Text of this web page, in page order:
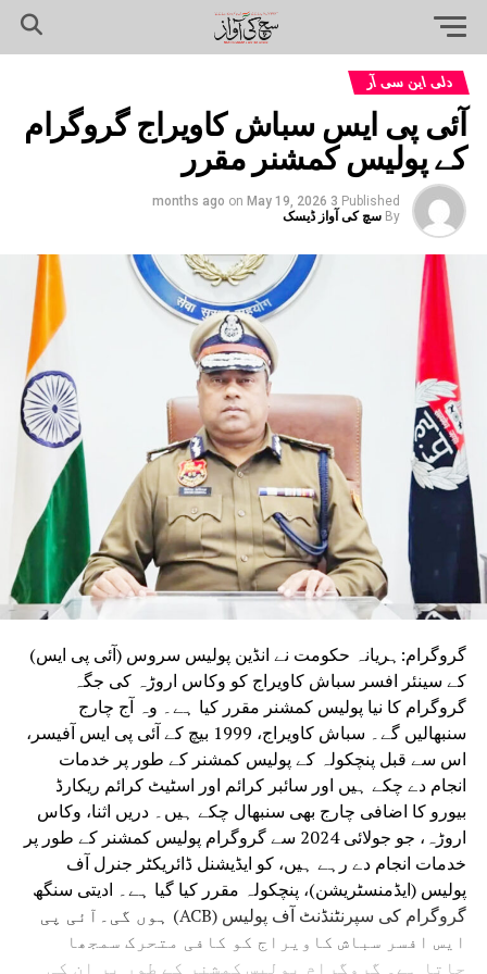
دلی این سی آر
آئی پی ایس سباش کاویراج گروگرام
کے پولیس کمشنر مقرر
Published
3 months ago
on May 19, 2026
By سچ کی آواز ڈیسک
گروگرام:ہریانہ حکومت نے انڈین پولیس سروس (آئی پی ایس)
کے سینئر افسر سباش کاویراج کو وکاس اروڑہ کی جگہ
گروگرام کا نیا پولیس کمشنر مقرر کیا ہے۔ وہ آج چارج
سنبھالیں گے۔ سباش کاویراج، 1999 بیچ کے آئی پی ایس آفیسر،
اس سے قبل پنچکولہ کے پولیس کمشنر کے طور پر خدمات
انجام دے چکے ہیں اور سائبر کرائم اور اسٹیٹ کرائم ریکارڈ
بیورو کا اضافی چارج بھی سنبھال چکے ہیں۔ دریں اثنا، وکاس
اروڑہ، جو جولائی 2024 سے گروگرام پولیس کمشنر کے طور پر
خدمات انجام دے رہے ہیں، کو ایڈیشنل ڈائریکٹر جنرل آف
پولیس (ایڈمنسٹریشن)، پنچکولہ مقرر کیا گیا ہے۔ ادیتی سنگھ
گروگرام کی سپرنٹنڈنٹ آف پولیس (ACB) ہوں گی۔آئی پی
ایس افسر سباش کاویراج کو کافی متحرک سمجھا
جاتا ہے۔ گروگرام پولیس کمشنر کے طور پر ان کی